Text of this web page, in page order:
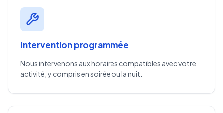
Intervention programmée
Nous intervenons aux horaires compatibles avec votre
activité, y compris en soirée ou la nuit.